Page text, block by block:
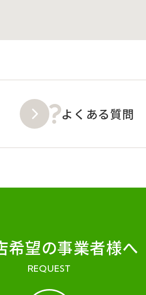
よくある質問
希望の事業者様へ
REQUEST